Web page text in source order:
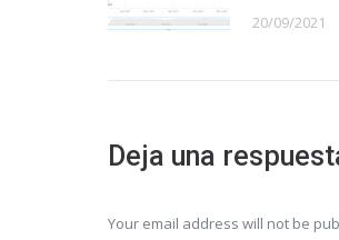
20/09/2021
Deja una
Your email address will not be